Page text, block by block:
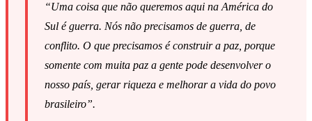
“Uma coisa que não queremos aqui na América do
Sul é guerra. Nós não precisamos de guerra, de
conflito. O que precisamos é construir a paz, porque
somente com muita paz a gente pode desenvolver o
nosso país, gerar riqueza e melhorar a vida do povo
brasileiro”.